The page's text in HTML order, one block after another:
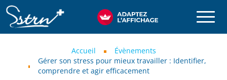
Aller au contenu principal
SSTRN
Accueil
Évènements
Gérer son stress pour mieux travailler : Identifier,
comprendre et agir efficacement